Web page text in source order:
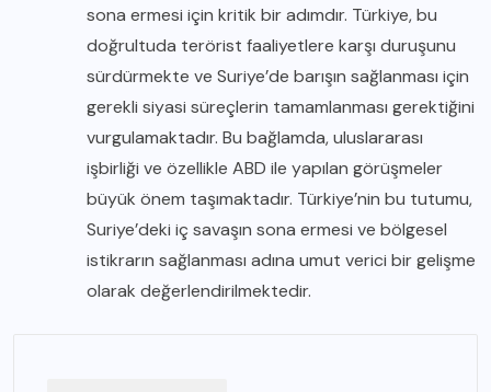
sona ermesi için kritik bir adımdır. Türkiye, bu
doğrultuda terörist faaliyetlere karşı duruşunu
sürdürmekte ve Suriye’de barışın sağlanması için
gerekli siyasi süreçlerin tamamlanması gerektiğini
vurgulamaktadır. Bu bağlamda, uluslararası
işbirliği ve özellikle ABD ile yapılan görüşmeler
büyük önem taşımaktadır. Türkiye’nin bu tutumu,
Suriye’deki iç savaşın sona ermesi ve bölgesel
istikrarın sağlanması adına umut verici bir gelişme
olarak değerlendirilmektedir.